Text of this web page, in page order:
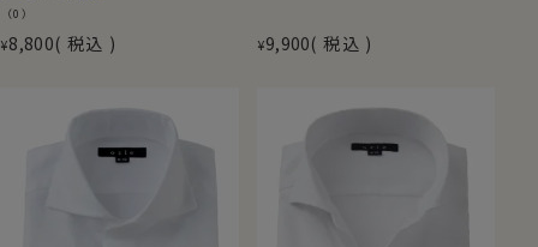
（0）
¥8,800 税込 ¥9,900 税込